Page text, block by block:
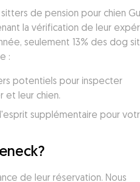
de pension pour chien
la vérification de leur
seulement 13% des dog
:
potentiels pour inspecter
et leur chien.
de leur réservation. Nous